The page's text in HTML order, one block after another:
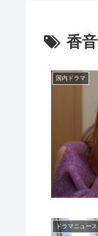
香音
国内ドラマ
ドラマニュース